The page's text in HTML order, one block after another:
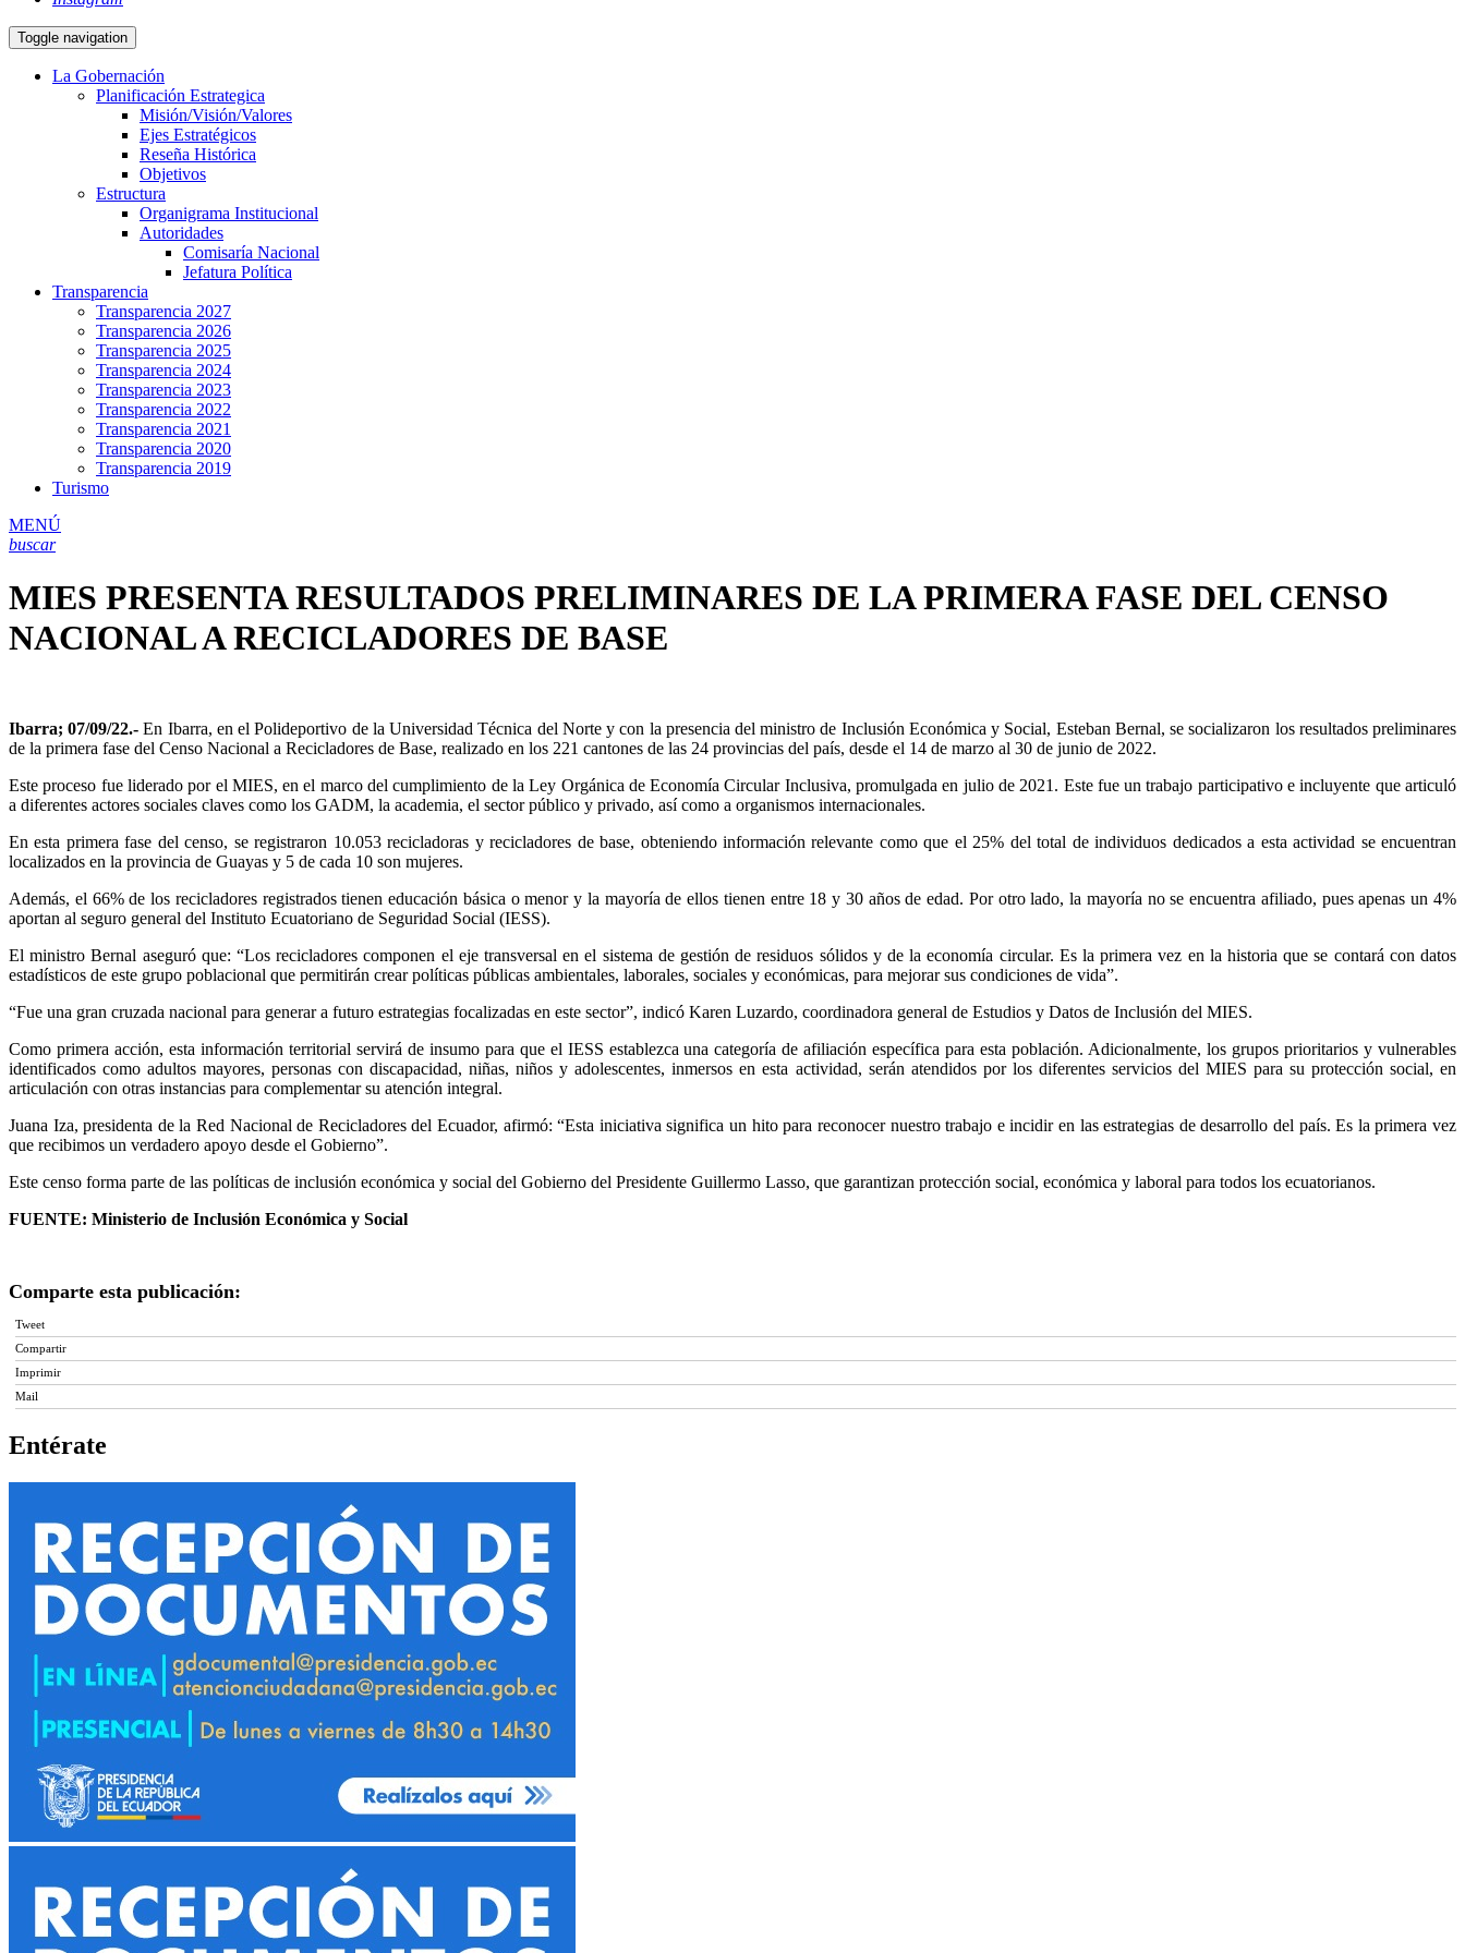
Toggle navigation
La Gobernación
Planificación Estrategica
Misión/Visión/Valores
Ejes Estratégicos
Reseña Histórica
Objetivos
Estructura
Organigrama Institucional
Autoridades
Comisaría Nacional
Jefatura Política
Transparencia
Transparencia 2027
Transparencia 2026
Transparencia 2025
Transparencia 2024
Transparencia 2023
Transparencia 2022
Transparencia 2021
Transparencia 2020
Transparencia 2019
Turismo
MENÚ
buscar
MIES PRESENTA RESULTADOS PRELIMINARES DE LA PRIMERA FASE DEL CENSO
NACIONAL A RECICLADORES DE BASE
Ibarra; 07/09/22.- En Ibarra, en el Polideportivo de la Universidad Técnica del Norte y con la presencia del ministro de Inclusión Económica y Social, Esteban Bernal, se socializaron los resultados preliminares
de la primera fase del Censo Nacional a Recicladores de Base, realizado en los 221 cantones de las 24 provincias del país, desde el 14 de marzo al 30 de junio de 2022.
Este proceso fue liderado por el MIES, en el marco del cumplimiento de la Ley Orgánica de Economía Circular Inclusiva, promulgada en julio de 2021. Este fue un trabajo participativo e incluyente que articuló
a diferentes actores sociales claves como los GADM, la academia, el sector público y privado, así como a organismos internacionales.
En esta primera fase del censo, se registraron 10.053 recicladoras y recicladores de base, obteniendo información relevante como que el 25% del total de individuos dedicados a esta actividad se encuentran
localizados en la provincia de Guayas y 5 de cada 10 son mujeres.
Además, el 66% de los recicladores registrados tienen educación básica o menor y la mayoría de ellos tienen entre 18 y 30 años de edad. Por otro lado, la mayoría no se encuentra afiliado, pues apenas un 4%
aportan al seguro general del Instituto Ecuatoriano de Seguridad Social (IESS).
El ministro Bernal aseguró que: “Los recicladores componen el eje transversal en el sistema de gestión de residuos sólidos y de la economía circular. Es la primera vez en la historia que se contará con datos
estadísticos de este grupo poblacional que permitirán crear políticas públicas ambientales, laborales, sociales y económicas, para mejorar sus condiciones de vida”.
“Fue una gran cruzada nacional para generar a futuro estrategias focalizadas en este sector”, indicó Karen Luzardo, coordinadora general de Estudios y Datos de Inclusión del MIES.
Como primera acción, esta información territorial servirá de insumo para que el IESS establezca una categoría de afiliación específica para esta población. Adicionalmente, los grupos prioritarios y vulnerables
identificados como adultos mayores, personas con discapacidad, niñas, niños y adolescentes, inmersos en esta actividad, serán atendidos por los diferentes servicios del MIES para su protección social, en
articulación con otras instancias para complementar su atención integral.
Juana Iza, presidenta de la Red Nacional de Recicladores del Ecuador, afirmó: “Esta iniciativa significa un hito para reconocer nuestro trabajo e incidir en las estrategias de desarrollo del país. Es la primera vez
que recibimos un verdadero apoyo desde el Gobierno”.
Este censo forma parte de las políticas de inclusión económica y social del Gobierno del Presidente Guillermo Lasso, que garantizan protección social, económica y laboral para todos los ecuatorianos.
FUENTE: Ministerio de Inclusión Económica y Social
Comparte esta publicación:
Tweet
Compartir
Imprimir
Mail
Entérate